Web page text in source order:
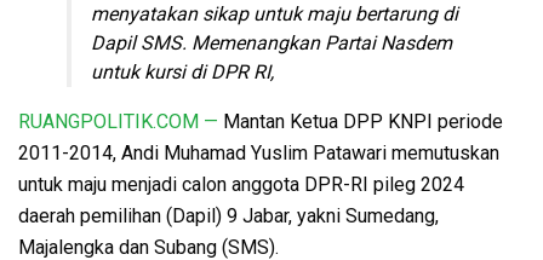
menyatakan sikap untuk maju bertarung di
Dapil SMS. Memenangkan Partai Nasdem
untuk kursi di DPR RI,
RUANGPOLITIK.COM — Mantan Ketua DPP KNPI periode
2011-2014, Andi Muhamad Yuslim Patawari memutuskan
untuk maju menjadi calon anggota DPR-RI pileg 2024
daerah pemilihan (Dapil) 9 Jabar, yakni Sumedang,
Majalengka dan Subang (SMS).